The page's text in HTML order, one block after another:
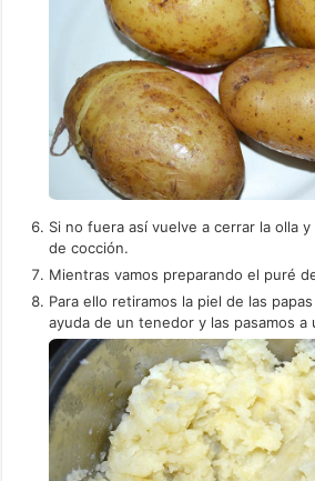
Si no fuera así vuelve a cerrar la olla
de cocción.
Mientras vamos preparando el puré
Para ello retiramos la piel de las
ayuda de un tenedor y las pasamos a